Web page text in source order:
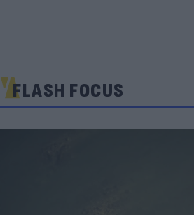
FLASH FOCUS